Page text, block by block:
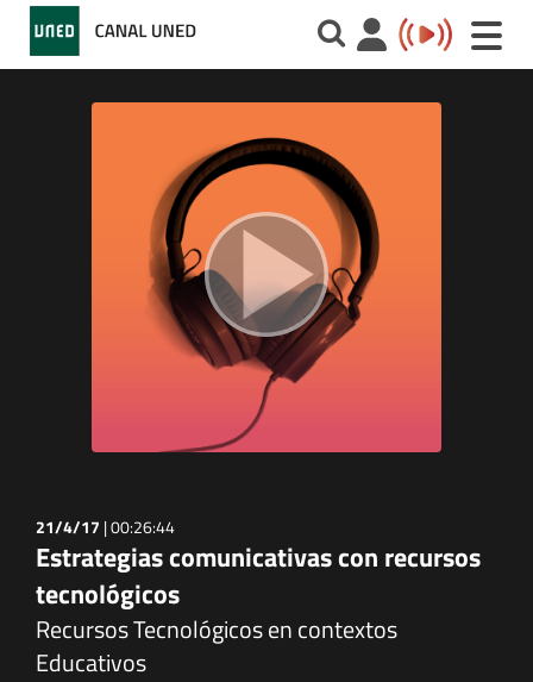
Toggle
21/4/17 |00:26:44
Estrategias comunicativas con recursos
tecnológicos
Recursos Tecnológicos en contextos
Educativos